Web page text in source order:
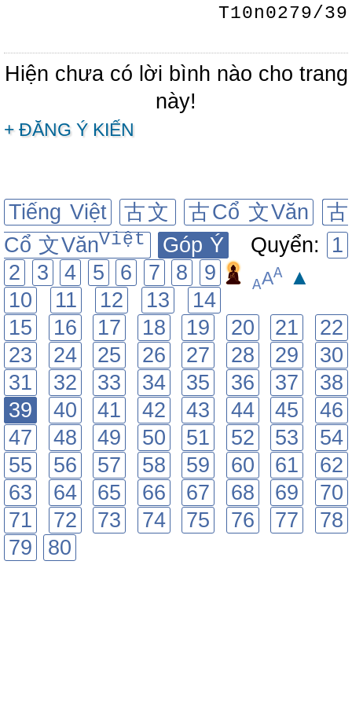
T10n0279/39
Hiện chưa có lời bình nào cho trang
này!
+ ĐĂNG Ý KIẾN
Tiếng Việt 古文 古Cổ 文Văn
古
Cổ 文VănViệt Góp Ý
AAA ▲
Quyển:
1
2
3 4 5 6 7 8
9
10
11 12 13
14
15
16 17 18 19 20 21
22
23
24 25 26 27 28 29
30
31
32 33 34 35 36 37
38
39
40 41 42 43 44 45
46
47
48 49 50 51 52 53
54
55
56 57 58 59 60 61
62
63
64 65 66 67 68 69
70
71
72 73 74 75 76 77
78
79
80